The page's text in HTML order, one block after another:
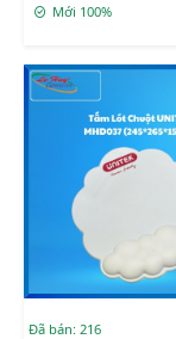
Mới 100%
Đã bán: 216